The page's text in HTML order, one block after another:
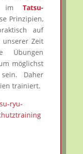
im Tatsu-
Prinzipien,
auf
unserer Zeit
Übungen
möglichst
Daher
trainiert.
ryu-